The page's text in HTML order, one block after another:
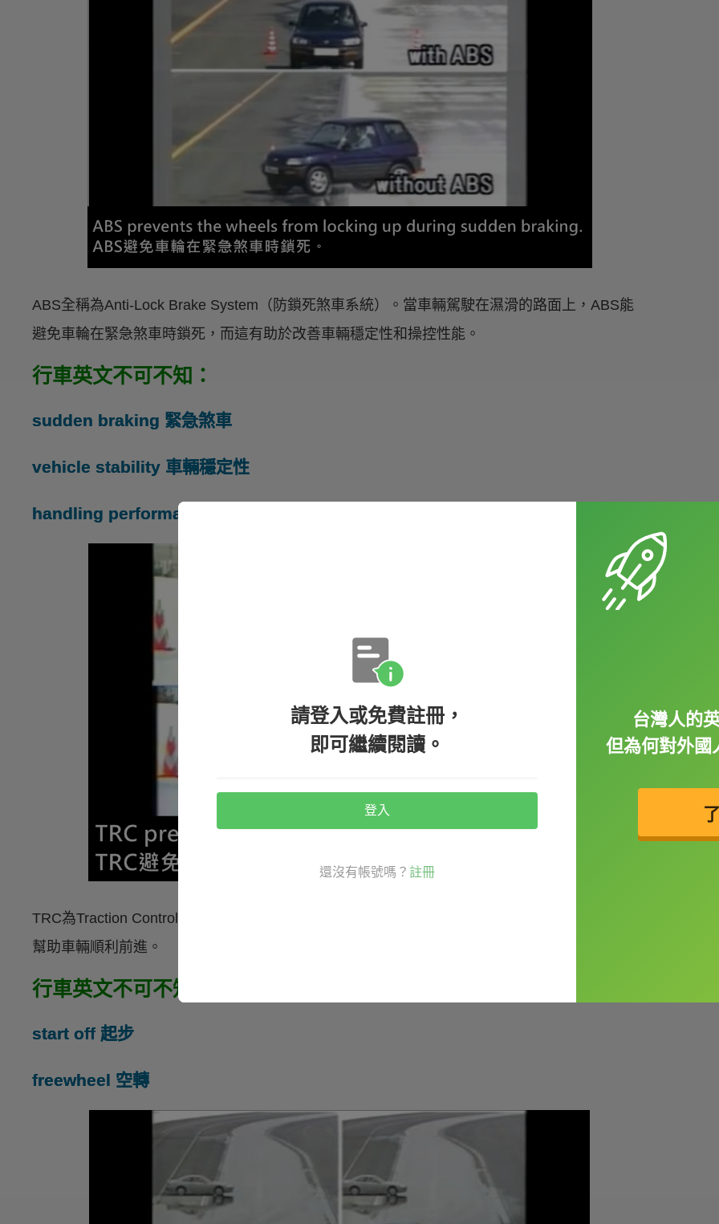
ABS全稱為Anti-Lock Brake System（防鎖死煞車系統）。當車輛駕駛在濕滑的路面上，ABS能
避免車輪在緊急煞車時鎖死，而這有助於改善車輛穩定性和操控性能。
行車英文不可不知：
sudden braking 緊急煞車
vehicle stability 車輛穩定性
handling performance 操控性能
TRC為Traction Control System（循跡防滑控制系統），主要是在車輛起步時，避免車輪空轉，
幫助車輛順利前進。
行車英文不可不知：
start off 起步
freewheel 空轉
請登入或免費註冊，
即可繼續閱讀。
登入
還沒有帳號嗎？ 註冊
台灣人的
但為何對外國